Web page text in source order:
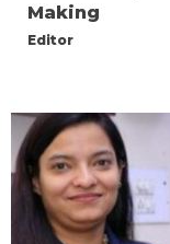
Making
Editor